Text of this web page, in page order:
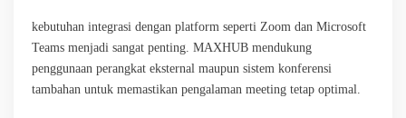
kebutuhan integrasi dengan platform seperti Zoom dan Microsoft
Teams menjadi sangat penting. MAXHUB mendukung
penggunaan perangkat eksternal maupun sistem konferensi
tambahan untuk memastikan pengalaman meeting tetap optimal.